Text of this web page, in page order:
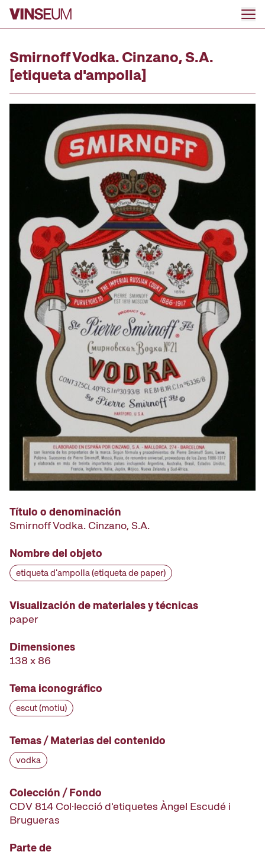
Ir al contenido
Smirnoff Vodka. Cinzano, S.A.
[etiqueta d'ampolla]
Título o denominación
Smirnoff Vodka. Cinzano, S.A.
Nombre del objeto
etiqueta d'ampolla (etiqueta de paper)
Visualización de materiales y técnicas
paper
Dimensiones
138 x 86
Tema iconográfico
escut (motiu)
Temas / Materias del contenido
vodka
Colección / Fondo
CDV 814 Col·lecció d'etiquetes Àngel Escudé i
Brugueras
Parte de